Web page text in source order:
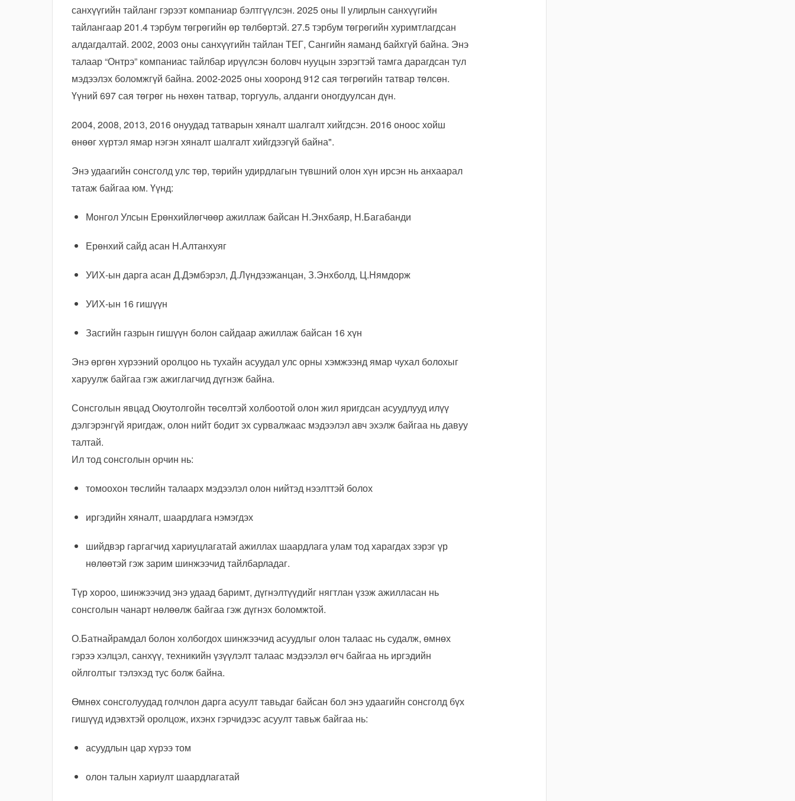
санхүүгийн тайланг гэрээт компаниар бэлтгүүлсэн. 2025 оны II улирлын санхүүгийн
тайлангаар 201.4 тэрбум төгрөгийн өр төлбөртэй. 27.5 тэрбум төгрөгийн хуримтлагдсан
алдагдалтай. 2002, 2003 оны санхүүгийн тайлан ТЕГ, Сангийн яаманд байхгүй байна. Энэ
талаар “Онтрэ” компаниас тайлбар ирүүлсэн боловч нууцын зэрэгтэй тамга дарагдсан тул
мэдээлэх боломжгүй байна. 2002-2025 оны хооронд 912 сая төгрөгийн татвар төлсөн.
Үүний 697 сая төгрөг нь нөхөн татвар, торгууль, алданги оногдуулсан дүн.
2004, 2008, 2013, 2016 онуудад татварын хяналт шалгалт хийгдсэн. 2016 оноос хойш
өнөөг хүртэл ямар нэгэн хяналт шалгалт хийгдээгүй байна".
Энэ удаагийн сонсголд улс төр, төрийн удирдлагын түвшний олон хүн ирсэн нь анхаарал
татаж байгаа юм. Үүнд:
Монгол Улсын Ерөнхийлөгчөөр ажиллаж байсан Н.Энхбаяр, Н.Багабанди
Ерөнхий сайд асан Н.Алтанхуяг
УИХ-ын дарга асан Д.Дэмбэрэл, Д.Лүндээжанцан, З.Энхболд, Ц.Нямдорж
УИХ-ын 16 гишүүн
Засгийн газрын гишүүн болон сайдаар ажиллаж байсан 16 хүн
Энэ өргөн хүрээний оролцоо нь тухайн асуудал улс орны хэмжээнд ямар чухал болохыг
харуулж байгаа гэж ажиглагчид дүгнэж байна.
Сонсголын явцад Оюутолгойн төсөлтэй холбоотой олон жил яригдсан асуудлууд илүү
дэлгэрэнгүй яригдаж, олон нийт бодит эх сурвалжаас мэдээлэл авч эхэлж байгаа нь давуу
талтай.
Ил тод сонсголын орчин нь:
томоохон төслийн талаарх мэдээлэл олон нийтэд нээлттэй болох
иргэдийн хяналт, шаардлага нэмэгдэх
шийдвэр гаргагчид хариуцлагатай ажиллах шаардлага улам тод харагдах зэрэг үр
нөлөөтэй гэж зарим шинжээчид тайлбарладаг.
Түр хороо, шинжээчид энэ удаад баримт, дүгнэлтүүдийг нягтлан үзэж ажилласан нь
сонсголын чанарт нөлөөлж байгаа гэж дүгнэх боломжтой.
О.Батнайрамдал болон холбогдох шинжээчид асуудлыг олон талаас нь судалж, өмнөх
гэрээ хэлцэл, санхүү, техникийн үзүүлэлт талаас мэдээлэл өгч байгаа нь иргэдийн
ойлголтыг тэлэхэд тус болж байна.
Өмнөх сонсголуудад голчлон дарга асуулт тавьдаг байсан бол энэ удаагийн сонсголд бүх
гишүүд идэвхтэй оролцож, ихэнх гэрчидээс асуулт тавьж байгаа нь:
асуудлын цар хүрээ том
олон талын хариулт шаардлагатай